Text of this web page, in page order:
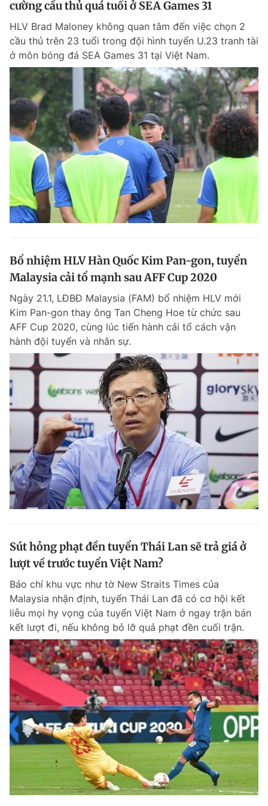
Giấy phép xuất bản số 110/GP - BTTTT cấp ngày 24.3.2020
© 2003-2026 Bản quyền thuộc về Báo Thanh Niên. Cấm sao chép
dưới mọi hình thức nếu không có sự chấp thuận bằng văn bản.
Phát triển bởi ePi Technologies, JSC.
cường cầu thủ quá tuổi ở SEA Games 31
HLV Brad Maloney không quan tâm đến việc chọn 2
cầu thủ trên 23 tuổi trong đội hình tuyển U.23 tranh tài
ở môn bóng đá SEA Games 31 tại Việt Nam.
Bổ nhiệm HLV Hàn Quốc Kim Pan-gon, tuyển
Malaysia cải tổ mạnh sau AFF Cup 2020
Ngày 21.1, LĐBĐ Malaysia (FAM) bổ nhiệm HLV mới
Kim Pan-gon thay ông Tan Cheng Hoe từ chức sau
AFF Cup 2020, cùng lúc tiến hành cải tổ cách vận
hành đội tuyển và nhân sự.
Sút hỏng phạt đền tuyển Thái Lan sẽ trả giá ở
lượt về trước tuyển Việt Nam?
Báo chí khu vực như tờ New Straits Times của
Malaysia nhận định, tuyển Thái Lan đã có cơ hội kết
liễu mọi hy vọng của tuyển Việt Nam ở ngay trận bán
kết lượt đi, nếu không bỏ lỡ quả phạt đền cuối trận.